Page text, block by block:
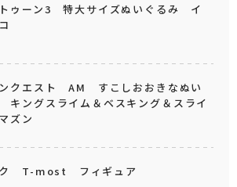
ゥーン3 特大サイズぬいぐるみ イ
クエスト AM すこしおおきなぬい
キングスライム＆ベスキング＆スライ
ズン
ク T-most フィギュア